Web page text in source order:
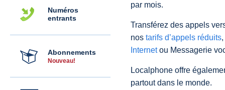
Numéros
entrants
Abonnements
Nouveau!
par mois.
Transférez des appels
nos tarifs d’appels réduits
Internetou Messagerie
Localphone offre
partout dans le monde.